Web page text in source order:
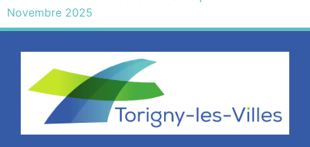
Novembre 2025